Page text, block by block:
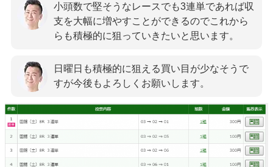
小頭数で堅そうなレースでも3連単であれば収
支を大幅に増やすことができるのでこれから
らも積極的に狙っていきたいと思います。
日曜日も積極的に狙える買い目が少なそうで
すが今後もよろしくお願いします。